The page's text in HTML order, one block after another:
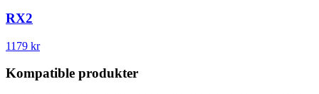
RX2
1179 kr
Kompatible produkter